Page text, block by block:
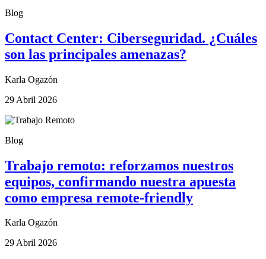
Blog
Contact Center: Ciberseguridad. ¿Cuáles
son las principales amenazas?
Karla Ogazón
29 Abril 2026
Blog
Trabajo remoto: reforzamos nuestros
equipos, confirmando nuestra apuesta
como empresa remote-friendly
Karla Ogazón
29 Abril 2026